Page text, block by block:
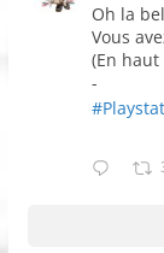
Oh la
Vous
(En
-